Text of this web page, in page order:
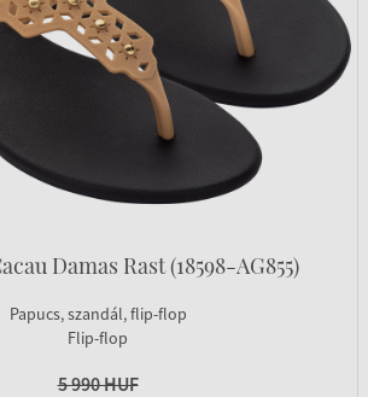
Damas Rast (18598-AG855)
Papucs, szandál, flip-flop
Flip-flop
5 990 HUF